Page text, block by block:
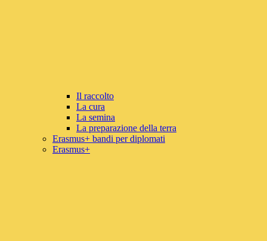
Il raccolto
La cura
La semina
La preparazione della terra
Erasmus+ bandi per diplomati
Erasmus+